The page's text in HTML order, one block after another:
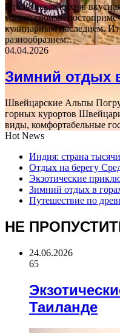
Итальянская кухня:
только своими
кулинарным наследием.
разнообразием…
04.04.2026
Зимний отдых
Швейцарские Альпы
горных курортов
виды, комфортабельные
Hot News
Индия: страна
Отдых на берегу
Экзотические
Зимний отдых в
Путешествие по
НЕ
24.06.2026
65
Таиланде